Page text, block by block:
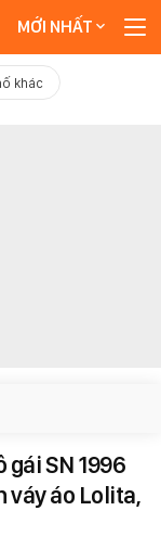
MỚI NHẤT
khác
gái SN 1996
váy áo Lolita,